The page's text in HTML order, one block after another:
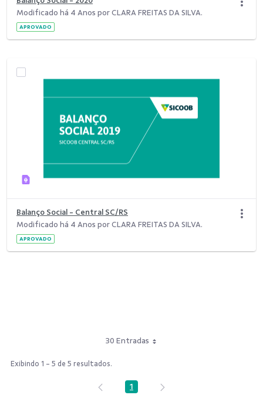
Modificado há 4 Anos por CLARA FREITAS DA SILVA.
APROVADO
Balanço Social - Central SC/RS
Modificado há 4 Anos por CLARA FREITAS DA SILVA.
APROVADO
30 Entradas
Exibindo 1 - 5 de 5 resultados.
Página
1